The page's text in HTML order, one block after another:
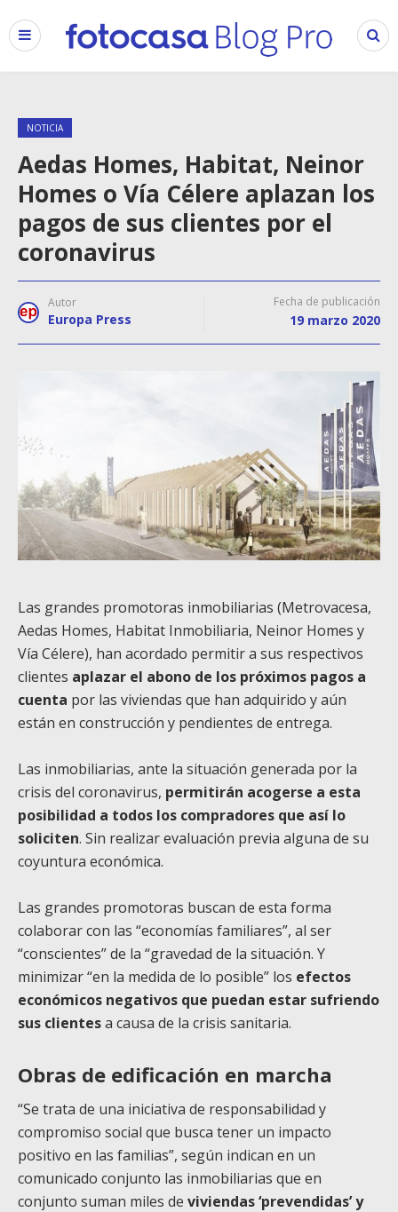
NOTICIA
Aedas Homes, Habitat, Neinor
Homes o Vía Célere aplazan los
pagos de sus clientes por el
coronavirus
Autor
Europa Press
Fecha de publicación
19 marzo 2020
Las grandes promotoras inmobiliarias (Metrovacesa,
Aedas Homes, Habitat Inmobiliaria, Neinor Homes y
Vía Célere), han acordado permitir a sus respectivos
clientes aplazar el abono de los próximos pagos a
cuenta por las viviendas que han adquirido y aún
están en construcción y pendientes de entrega.
Las inmobiliarias, ante la situación generada por la
crisis del coronavirus, permitirán acogerse a esta
posibilidad a todos los compradores que así lo
soliciten. Sin realizar evaluación previa alguna de su
coyuntura económica.
Las grandes promotoras buscan de esta forma
colaborar con las “economías familiares”, al ser
“conscientes” de la “gravedad de la situación. Y
minimizar “en la medida de lo posible” los efectos
económicos negativos que puedan estar sufriendo
sus clientesa causa de la crisis sanitaria.
Obras de edificación en marcha
“Se trata de una iniciativa de responsabilidad y
compromiso social que busca tener un impacto
positivo en las familias”, según indican en un
comunicado conjunto las inmobiliarias que en
conjunto suman miles de viviendas ‘prevendidas’ y